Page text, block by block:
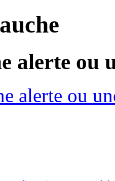
alerte ou
alerte ou